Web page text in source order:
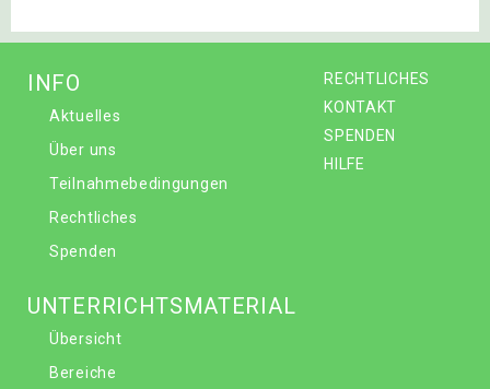
RECHTLICHES
KONTAKT
SPENDEN
HILFE
INFO
Aktuelles
Über uns
Teilnahmebedingungen
Rechtliches
Spenden
UNTERRICHTSMATERIAL
Übersicht
Bereiche